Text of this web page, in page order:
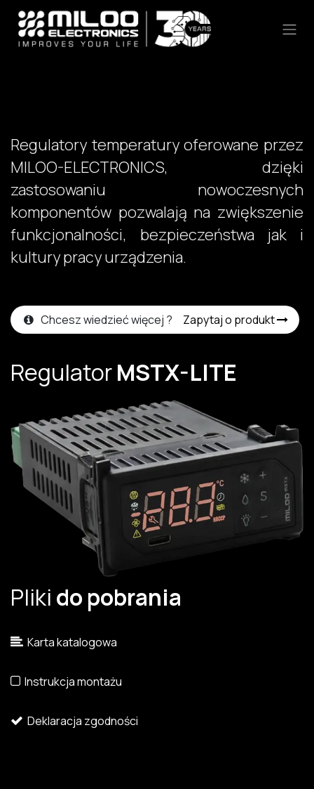
Skip to Content
Regulatory temperatury oferowane przez
MILOO-ELECTRONICS, dzięki
zastosowaniu nowoczesnych
komponentów pozwalają na zwiększenie
funkcjonalności, bezpieczeństwa jak i
kultury pracy urządzenia.
Chcesz wiedzieć więcej ? Zapytaj o produkt
RegulatorMSTX-LITE
Pliki do pobrania
Karta katalogowa
Instrukcja montażu
Deklaracja zgodności